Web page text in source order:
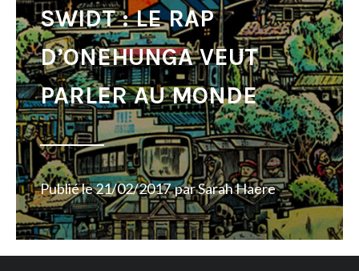
SWIDT : LE RAP
D’ONEHUNGA VEUT
PARLER AU MONDE
Publié le21/02/2017 parSarah Haere